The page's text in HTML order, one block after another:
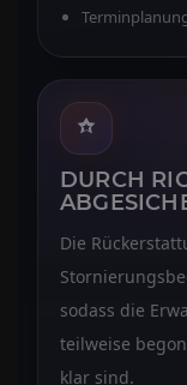
DURCH
Die
sodass die
teilweise
klar sind.